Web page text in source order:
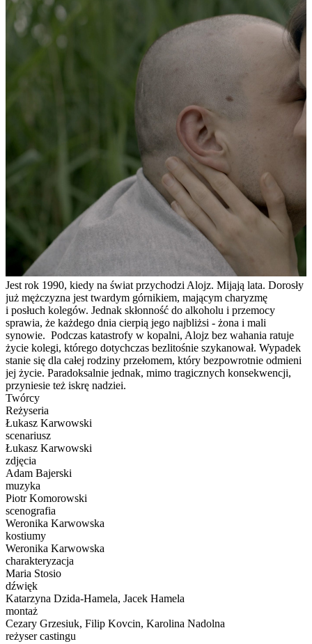
Jest rok 1990, kiedy na świat przychodzi Alojz. Mijają lata. Dorosły
już mężczyzna jest twardym górnikiem, mającym charyzmę
i posłuch kolegów. Jednak skłonność do alkoholu i przemocy
sprawia, że każdego dnia cierpią jego najbliżsi - żona i mali
synowie. Podczas katastrofy w kopalni, Alojz bez wahania ratuje
życie kolegi, którego dotychczas bezlitośnie szykanował. Wypadek
stanie się dla całej rodziny przełomem, który bezpowrotnie odmieni
jej życie. Paradoksalnie jednak, mimo tragicznych konsekwencji,
przyniesie też iskrę nadziei.
Twórcy
Reżyseria
Łukasz Karwowski
scenariusz
Łukasz Karwowski
zdjęcia
Adam Bajerski
muzyka
Piotr Komorowski
scenografia
Weronika Karwowska
kostiumy
Weronika Karwowska
charakteryzacja
Maria Stosio
dźwięk
Katarzyna Dzida-Hamela, Jacek Hamela
montaż
Cezary Grzesiuk, Filip Kovcin, Karolina Nadolna
reżyser castingu